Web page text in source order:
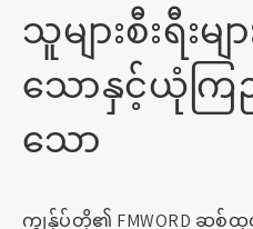
သူများစီးရီးမ
သောနှင့်ယုံကြ
သော
ကျွန်ုပ်တို့၏ FMWORD ဆစ်